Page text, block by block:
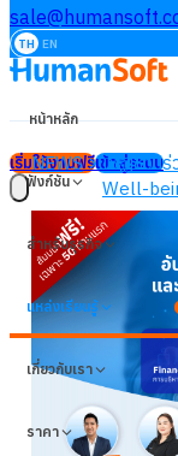
TH EN
หน้าหลัก
ฟังก์ชัน
สำหรับธุรกิจ
แหล่งเรียนรู้
เกี่ยวกับเรา
ราคา
เริ่มใช้งานฟรีเข้าสู่ระบบ
NEWS
เชิญชวนร่
Well-